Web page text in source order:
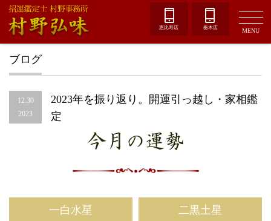
恵比寿店 栃木店 MENU
ブログ
12.30
2023
2023年を振り返り。開運引っ越し・家相鑑
定
今月の運勢
一白水星 二黒土星